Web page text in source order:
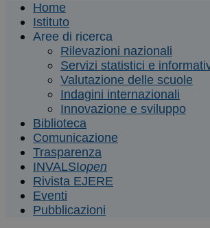
Home
Istituto
Aree di ricerca
Rilevazioni nazionali
Servizi statistici e
Valutazione delle scuole
Indagini internazionali
Innovazione e sviluppo
Biblioteca
Comunicazione
Trasparenza
INVALSIopen
Rivista EJERE
Eventi
Pubblicazioni